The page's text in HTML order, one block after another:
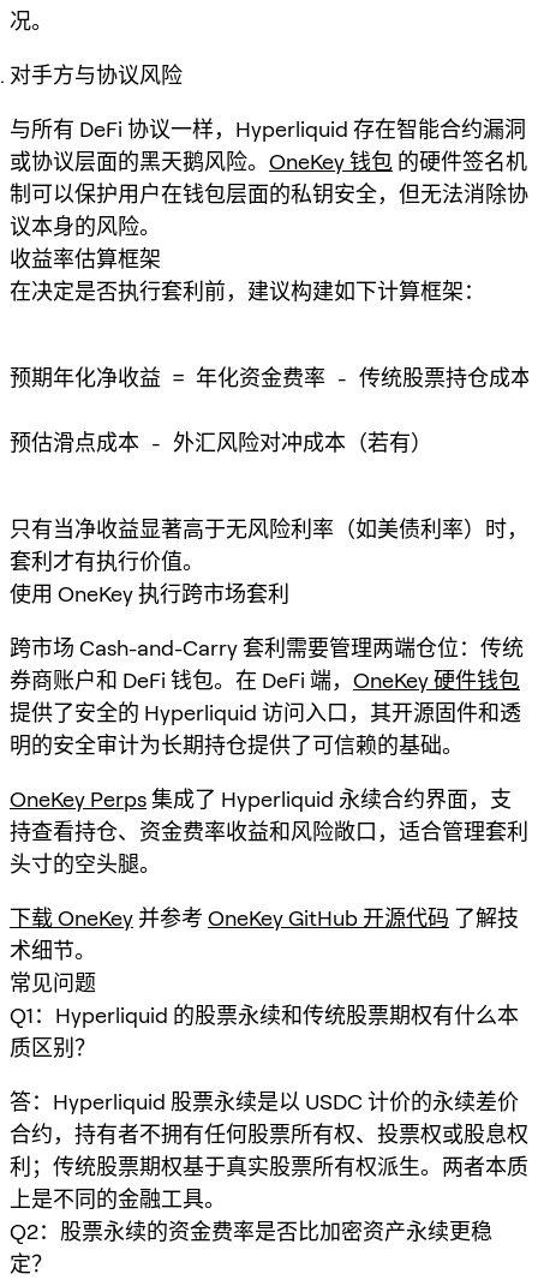
况。
对手方与协议风险
与所有 DeFi 协议一样，Hyperliquid 存在智能合约漏洞
或协议层面的黑天鹅风险。 OneKey 钱包 的硬件签名机
制可以保护用户在钱包层面的私钥安全，但无法消除协
议本身的风险。
收益率估算框架
在决定是否执行套利前，建议构建如下计算框架：
预期年化净收益 = 年化资金费率 - 传统股票持仓成
预估滑点成本 - 外汇风险对冲成本（若有）
只有当净收益显著高于无风险利率（如美债利率）时，
套利才有执行价值。
使用 OneKey 执行跨市场套利
跨市场 Cash-and-Carry 套利需要管理两端仓位：传统
券商账户和 DeFi 钱包。在 DeFi 端， OneKey 硬件钱包
提供了安全的 Hyperliquid 访问入口，其开源固件和透
明的安全审计为长期持仓提供了可信赖的基础。
OneKey Perps集成了 Hyperliquid 永续合约界面，支
持查看持仓、资金费率收益和风险敞口，适合管理套利
头寸的空头腿。
下载 OneKey 并参考 OneKey GitHub 开源代码 了解技
术细节。
常见问题
Q1：Hyperliquid 的股票永续和传统股票期权有什么本
质区别？
答：Hyperliquid 股票永续是以 USDC 计价的永续差价
合约，持有者不拥有任何股票所有权、投票权或股息权
利；传统股票期权基于真实股票所有权派生。两者本质
上是不同的金融工具。
Q2：股票永续的资金费率是否比加密资产永续更稳
定？